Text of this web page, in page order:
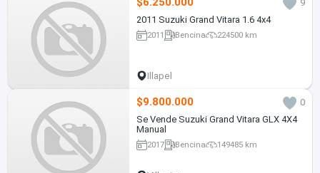
9
2011 Suzuki Grand Vitara 1.6 4x4
2011 Bencina 224500 km
Illapel
$9.800.000
0
Se Vende Suzuki Grand Vitara GLX 4X4
Manual
2017 Bencina 149485 km